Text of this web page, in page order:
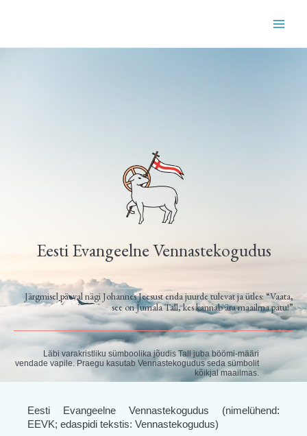
Eesti Evangeelne Vennastekogudus
Järgmisel päeval nägi Johannes Jeesust enda juurde tulevat ja ütles: “Vaata,
see on Jumala Tall, kes kannab ära maailma patu!”
Läbi varakristliku sümboolika jõudis Tall juba böömi-määri
vendade vapile. Praegu kasutab Vennastekogudus seda sümbolit
kõikjal maailmas.
Eesti Evangeelne Vennastekogudus (nimelühend:
EEVK; edaspidi tekstis: Vennastekogudus)